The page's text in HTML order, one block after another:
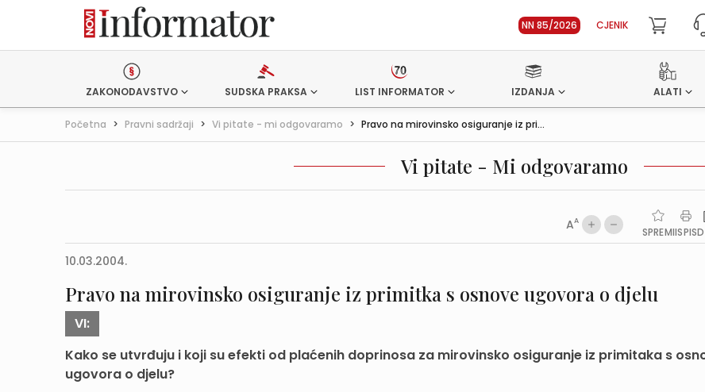
NN 85/2026 CJENIK
ZAKONODAVSTVO SUDSKA PRAKSA LIST INFORMATOR IZDANJA ALATI
Početna > Pravni sadržaji > Vi pitate - mi odgovaramo > Pravo na mirovinsko osiguranje iz pri...
Vi pitate - Mi odgovaramo
AA
SPREMIISPIS
10.03.2004.
Pravo na mirovinsko osiguranje iz primitka s osnove ugovora o djelu
VI:
Kako se utvrđuju i koji su efekti od plaćenih doprinosa za mirovinsko osiguranje iz primitaka s
ugovora o djelu?